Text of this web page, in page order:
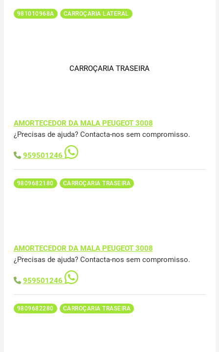
981010968A CARROÇARIA LATERAL
CARROÇARIA TRASEIRA
AMORTECEDOR DA MALA PEUGEOT 3008
¿Precisas de ajuda? Contacta-nos sem compromisso.
959501246
9809682180 CARROÇARIA TRASEIRA
AMORTECEDOR DA MALA PEUGEOT 3008
¿Precisas de ajuda? Contacta-nos sem compromisso.
959501246
9809682280 CARROÇARIA TRASEIRA